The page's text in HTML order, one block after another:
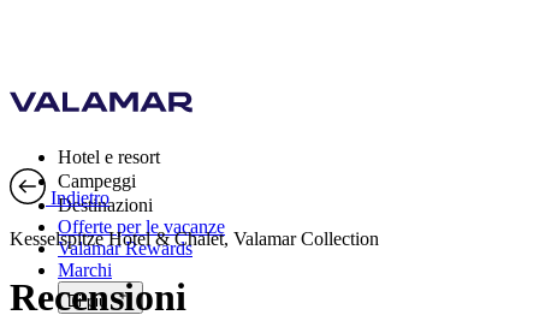
Hotel e resort
Campeggi
Destinazioni
Offerte per le vacanze
Valamar Rewards
Marchi
Di più
Indietro
Kesselspitze Hotel & Chalet, Valamar Collection
Recensioni